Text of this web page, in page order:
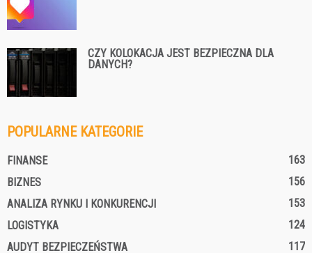
CZY KOLOKACJA JEST BEZPIECZNA DLA
DANYCH?
POPULARNE KATEGORIE
FINANSE
163
BIZNES
156
ANALIZA RYNKU I KONKURENCJI
153
LOGISTYKA
124
AUDYT BEZPIECZEŃSTWA
117